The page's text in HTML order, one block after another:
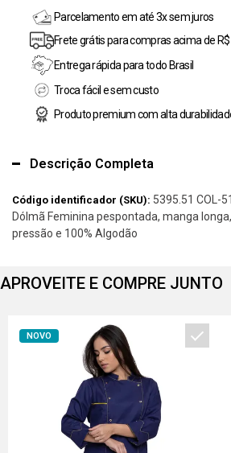
Parcelamento em até 3x sem juros
Frete grátis para compras acima de
Entrega rápida para todo Brasil
Troca fácil e sem custo
Produto premium com alta
Descrição Completa
Código identificador (SKU): 5395.51 COL-
Dólmã Feminina pespontada, manga
pressão e 100% Algodão
APROVEITE E COMPRE JUNTO
NOVO